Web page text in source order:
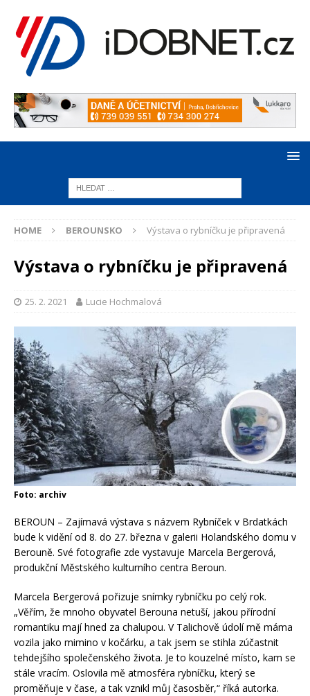
HOME BEROUNSKO Výstava o rybníčku je připravená
Výstava o rybníčku je připravená
25. 2. 2021 Lucie Hochmalová
Foto: archiv
BEROUN – Zajímavá výstava s názvem Rybníček v Brdatkách
bude k vidění od 8. do 27. března v galerii Holandského domu v
Berouně. Své fotografie zde vystavuje Marcela Bergerová,
produkční Městského kulturního centra Beroun.
Marcela Bergerová pořizuje snímky rybníčku po celý rok.
„Věřím, že mnoho obyvatel Berouna netuší, jakou přírodní
romantiku mají hned za chalupou. V Talichově údolí mě máma
vozila jako mimino v kočárku, a tak jsem se stihla zúčastnit
tehdejšího společenského života. Je to kouzelné místo, kam se
stále vracím. Oslovila mě atmosféra rybníčku, který se
proměňuje v čase, a tak vznikl můj časosběr,“ říká autorka.